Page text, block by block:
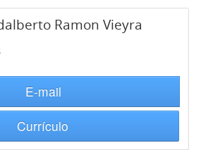
Ramon Vieyra
E-mail
Currículo